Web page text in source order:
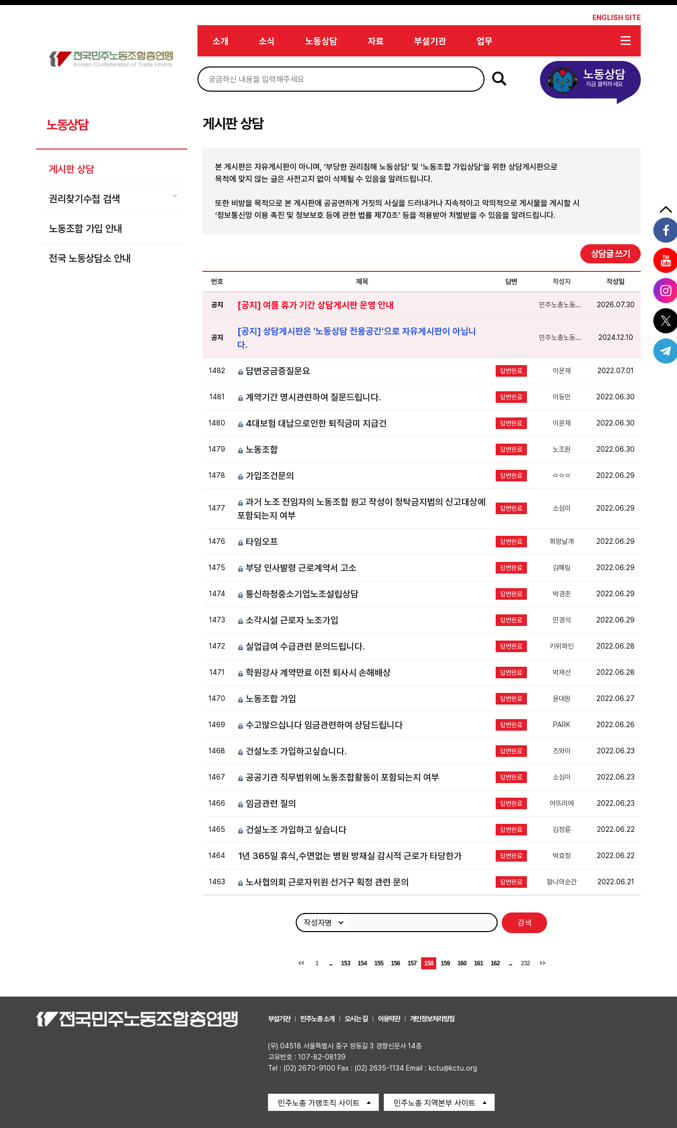
메뉴 건너뛰기
ENGLISH SITE
소개 소식 노동상담 자료 부설기관 업무
노동상담
지금 클릭하세요
노동상담
게시판 상담
권리찾기수첩 검색
노동조합 가입 안내
전국 노동상담소 안내
게시판 상담
본 게시판은 자유게시판이 아니며, ‘부당한 권리침해 노동상담’ 및 ‘노동조합 가입상담’을 위한 상담게시판으로
목적에 맞지 않는 글은 사전고지 없이 삭제될 수 있음을 알려드립니다.
또한 비방을 목적으로 본 게시판에 공공연하게 거짓의 사실을 드러내거나 지속적이고 악의적으로 게시물을 게시할 시
‘정보통신망 이용 촉진 및 정보보호 등에 관한 법률 제70조’ 등을 적용받아 처벌받을 수 있음을 알려드립니다.
상담글 쓰기
번호 제목 답변 작성자 작성일
공지 [공지] 여름 휴가 기간 상담게시판 운영 안내 민주노총노동상담 2026.07.30
공지
[공지] 상담게시판은 '노동상담 전용공간'으로 자유게시판이 아닙니
다.
민주노총노동상담 2024.12.10
1482 답변궁금증질문요 답변완료 이운재 2022.07.01
1481 계약기간 명시관련하여 질문드립니다. 답변완료 이동민 2022.06.30
1480 4대보험 대납으로인한 퇴직금미 지급건 답변완료 이운재 2022.06.30
1479 노동조합 답변완료 노조원 2022.06.30
1478 가입조건문의 답변완료 ㅇㅇㅇ 2022.06.29
1477
과거 노조 전임자의 노동조합 원고 작성이 청탁금지법의 신고대상에
포함되는지 여부
답변완료 소심이 2022.06.29
1476 타임오프 답변완료 희망날개 2022.06.29
1475 부당 인사발령 근로계약서 고소 답변완료 김혜림 2022.06.29
1474 통신하청중소기업노조설립상담 답변완료 박경준 2022.06.29
1473 소각시설 근로자 노조가입 답변완료 민경석 2022.06.29
1472 실업급여 수급관련 문의드립니다. 답변완료 키위파인 2022.06.28
1471 학원강사 계약만료 이전 퇴사시 손해배상 답변완료 박재선 2022.06.28
1470 노동조합 가입 답변완료 윤대원 2022.06.27
1469 수고많으십니다 임금관련하여 상담드립니다 답변완료 PARK 2022.06.26
1468 건설노조 가입하고싶습니다. 답변완료 즈와이 2022.06.23
1467 공공기관 직무범위에 노동조합활동이 포함되는지 여부 답변완료 소심이 2022.06.23
1466 임금관련 질의 답변완료 아뜨리에 2022.06.23
1465 건설노조 가입하고 싶습니다 답변완료 김정륜 2022.06.22
1464 1년 365일 휴식,수면없는 병원 방재실 감시적 근로가 타당한가 답변완료 박효정 2022.06.22
1463 노사협의회 근로자위원 선거구 획정 관련 문의 답변완료 찰나의순간 2022.06.21
검색
1 ... 153 154 155 156 157 158 159 160 161 162 ... 232
부설기관 민주노총 소개 오시는 길 이용약관 개인정보처리방침
(우) 04518 서울특별시 중구 정동길 3 경향신문사 14층
고유번호 : 107-82-08139
Tel : (02) 2670-9100 Fax : (02) 2635-1134 Email : kctu@kctu.org
민주노총 가맹조직 사이트 민주노총 지역본부 사이트
권리찾기수첩 검색
찾아보기
노동조합 가입 안내
Sketchbook5, 스케치북5